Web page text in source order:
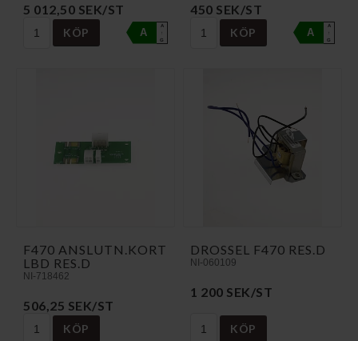
5 012,50 SEK/ST
KÖP A
A
↑
G
450 SEK/ST
KÖP A
A
↑
G
F470 ANSLUTN.KORT
LBD RES.D
NI-718462
506,25 SEK/ST
KÖP
DROSSEL F470 RES.D
NI-060109
1 200 SEK/ST
KÖP